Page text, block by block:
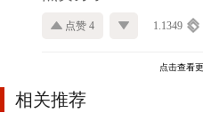
点赞 4 1.1349
点击查看
相关推荐